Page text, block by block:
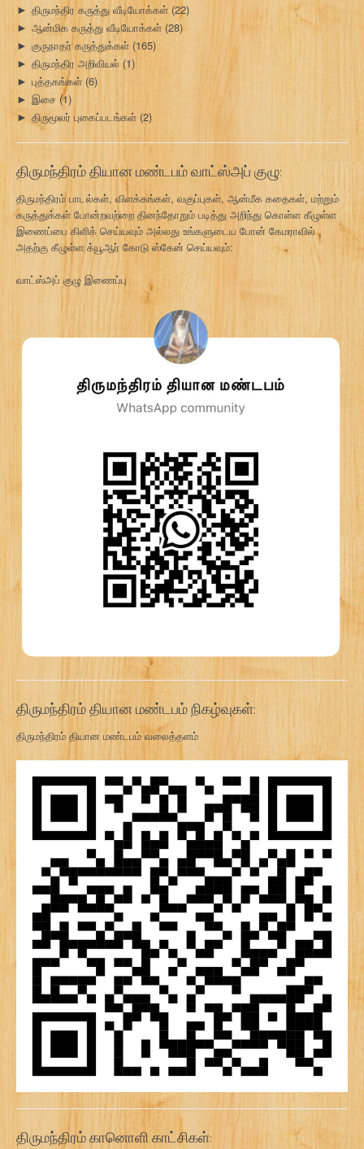
► திருமந்திர கருத்து வீடியோக்கள் (22)
► ஆன்மிக கருத்து வீடியோக்கள் (28)
► குருநாதர் கருத்துக்கள் (165)
► திருமந்திர அறிவியல் (1)
► புத்தகங்கள் (6)
► இசை (1)
► திருமூலர் புகைப்படங்கள் (2)
திருமந்திரம் தியான மண்டபம் வாட்ஸ்அப் குழு:
திருமந்திரம் பாடல்கள், விளக்கங்கள், வகுப்புகள், ஆன்மீக கதைகள், மற்றும்
கருத்துக்கள் போன்றவற்றை தினந்தோறும் படித்து அறிந்து கொள்ள கீழுள்ள
இணைப்பை கிளிக் செய்யவும் அல்லது உங்களுடைய போன் கேமராவில்
அதற்கு கீழுள்ள க்யூஆர் கோடு ஸ்கேன் செய்யவும்:
வாட்ஸ்அப் குழு இணைப்பு
திருமந்திரம் தியான மண்டபம் நிகழ்வுகள்:
திருமந்திரம் தியான மண்டபம் வலைத்தளம்
திருமந்திரம் கானொளி காட்சிகள்: